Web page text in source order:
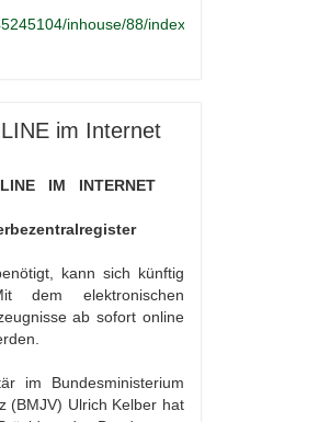
inhouse/88/index.html
im Internet
IM INTERNET
kann sich künftig
dem elektronischen
ab sofort online
im Bundesministerium
(BMJV) Ulrich Kelber hat